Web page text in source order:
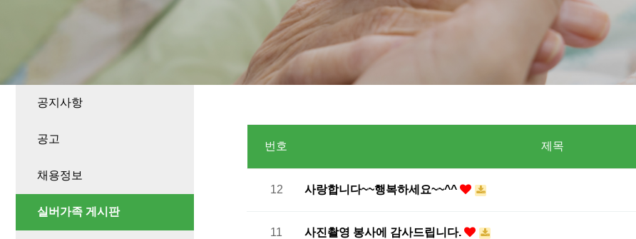
공지사항
공고
채용정보
실버가족 게시판
번호 제목
12 사랑합니다~~행복하세요~~^^
11 사진촬영 봉사에 감사드립니다.